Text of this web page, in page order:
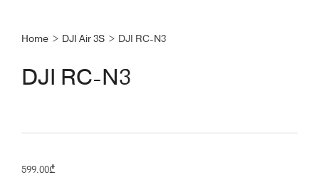
Home > DJI Air 3S > DJI RC-N3
DJI RC-N3
599.00₾